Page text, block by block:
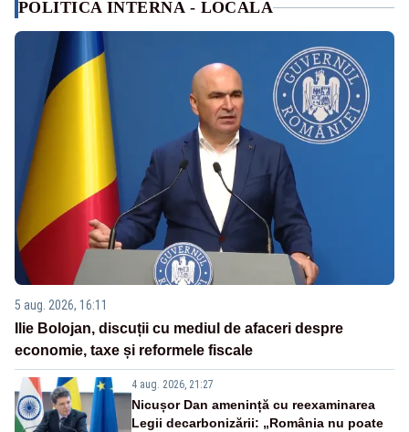
POLITICA INTERNA - LOCALA
5 aug. 2026, 16:11
Ilie Bolojan, discuții cu mediul de afaceri despre
economie, taxe și reformele fiscale
4 aug. 2026, 21:27
Nicușor Dan amenință cu reexaminarea
Legii decarbonizării: „România nu poate